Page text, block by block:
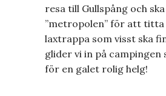
resa till Gullspång och
”metropolen” för att titta
laxtrappa som visst ska
glider vi in på
för en galet rolig helg!